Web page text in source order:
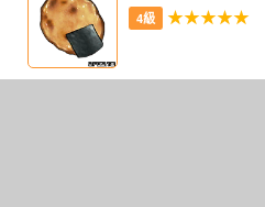
4級 ★★★★★